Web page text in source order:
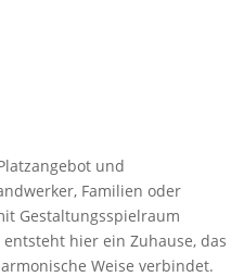
und
Familien oder
Gestaltungsspielraum
hier ein Zuhause, das
Weise verbindet.